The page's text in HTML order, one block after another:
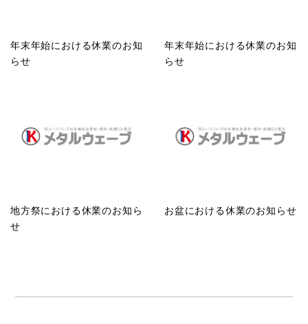
年末年始における休業のお知
らせ
年末年始における休業のお知
らせ
地方祭における休業のお知ら
せ
お盆における休業のお知らせ